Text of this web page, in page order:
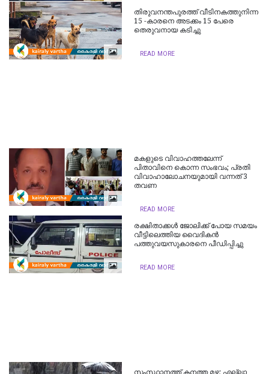
തിരുവനന്തപുരത്ത് വീടിനകത്തുനിന്ന
15 -കാരനെ അടക്കം 15 പേരെ
തെരുവനായ കടിച്ചു
READ MORE
മകളുടെ വിവാഹത്തലേന്ന്
പിതാവിനെ കൊന്ന സംഭവം; പ്രതി
വിവാഹാലോചനയുമായി വന്നത് 3
തവണ
READ MORE
രക്ഷിതാക്കൾ ജോലിക്ക് പോയ സമയം
വീട്ടിലെത്തിയ വൈദികൻ
പത്തുവയസുകാരനെ പീഡിപ്പിച്ചു
READ MORE
സംസ്ഥാനത്ത് കനത്ത മഴ; എല്ലാ